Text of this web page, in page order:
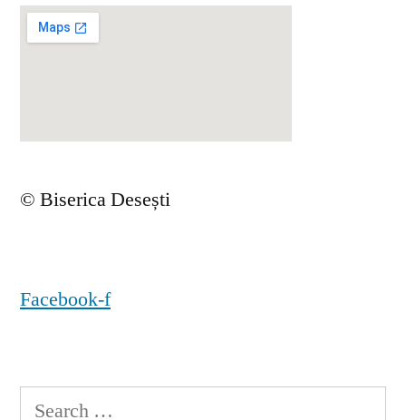
© Biserica Desești
Facebook-f
Search